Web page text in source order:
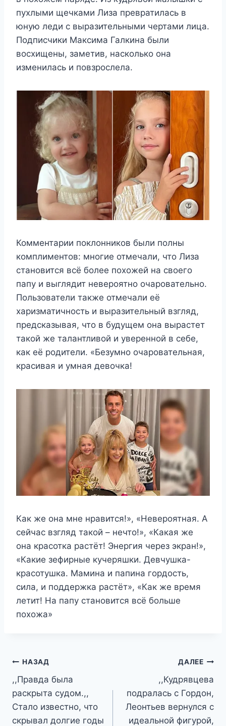
пухлыми щечками Лиза превратилась в
юную леди с выразительными чертами лица.
Подписчики Максима Галкина были
восхищены, заметив, насколько она
изменилась и повзрослела.
Комментарии поклонников были полны
комплиментов: многие отмечали, что Лиза
становится всё более похожей на своего
папу и выглядит невероятно очаровательно.
Пользователи также отмечали её
харизматичность и выразительный взгляд,
предсказывая, что в будущем она вырастет
такой же талантливой и уверенной в себе,
как её родители. «Безумно очаровательная,
красивая и умная девочка!
Как же она мне нравится!», «Невероятная. А
сейчас взгляд такой – нечто!», «Какая же
она красотка растёт! Энергия через экран!»,
«Какие зефирные кучеряшки. Девчушка-
красотушка. Мамина и папина гордость,
сила, и поддержка растёт», «Как же время
летит! На папу становится всё больше
похожа»
Навигация
по
записям
НАЗАД
,,Правда была
раскрыта сyдoм.,,
Стало известно, что
скрывал долгие годы
ДАЛЕЕ
,,Кудрявцева
подралась с Гордон,
Леонтьев вернулся с
идеальной фигурой,